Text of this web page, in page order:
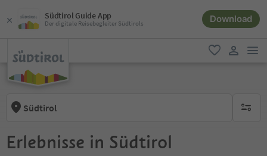
Südtirol Guide App
Der digitale Reisebegleiter Südtirols Download
favorit
Südtirol keine
Erlebnisse in Südtirol